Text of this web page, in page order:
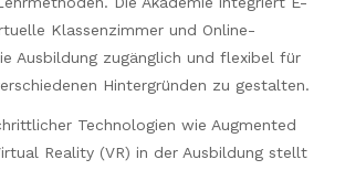
Klassenzimmer und Online-
Ausbildung zugänglich und flexibel für
Hintergründen zu gestalten.
Technologien wie Augmented
Reality (VR) in der Ausbildung stellt